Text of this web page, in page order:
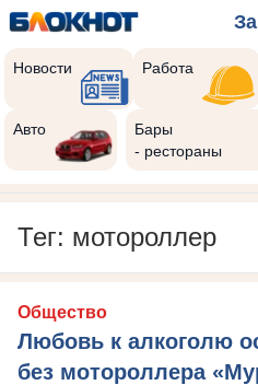
Новости Работа
Авто
Бары
- рестораны
Тег: мотороллер
Общество
Любовь к алкоголю
без мотороллера